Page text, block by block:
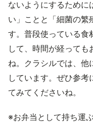
ないようにするために
い」ことと「細菌の繁
す。普段使っている食
して、時間が経って
ね。クラシルでは、他
しています。ぜひ参
てみてくださいね。
※お弁当として持ち運